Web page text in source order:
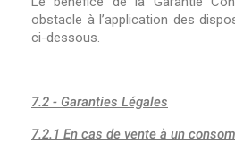
obstacle à l’application des
ci-dessous.
7.2 - Garanties Légales
7.2.1 En cas de vente à un